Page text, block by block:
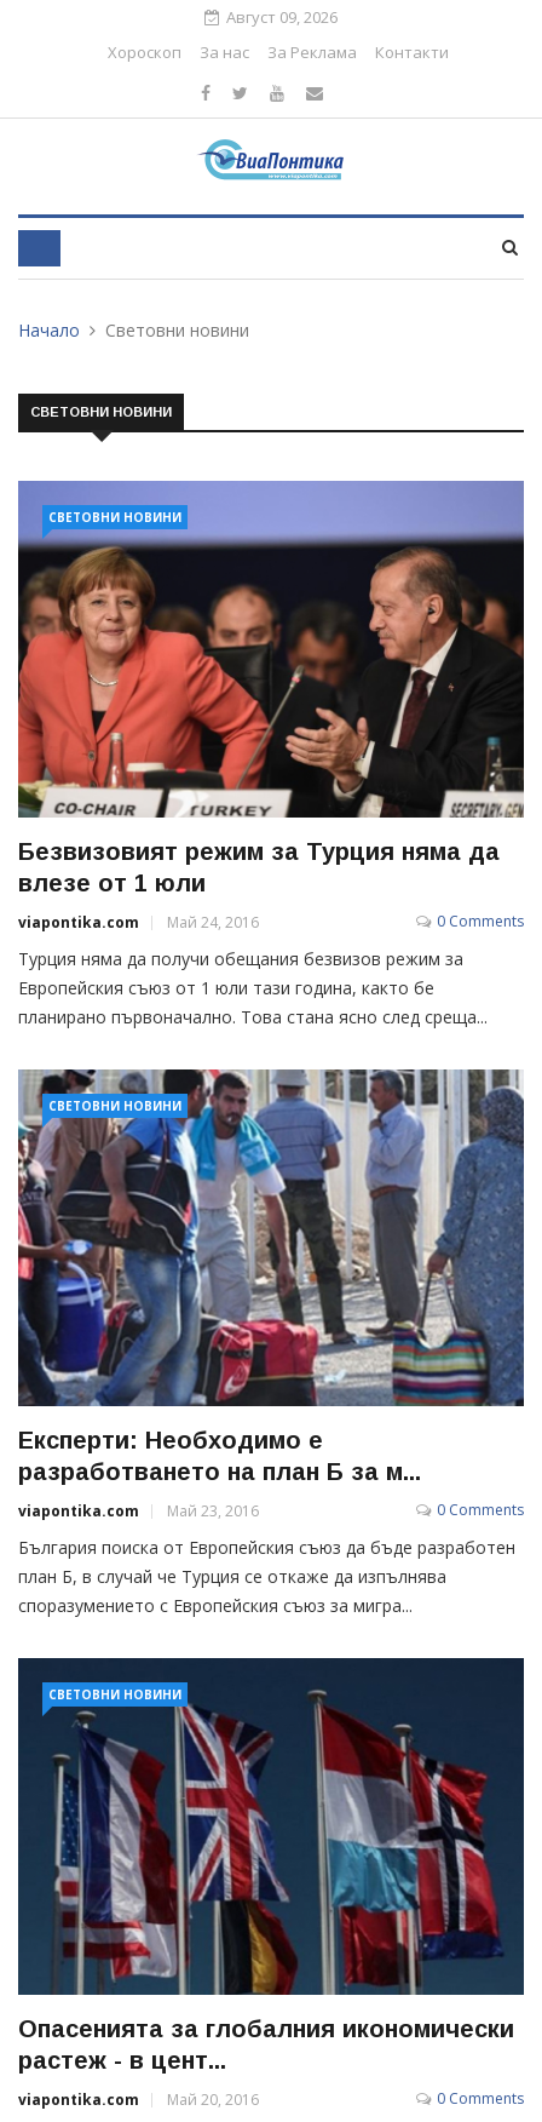
Август 09, 2026
Хороскоп
За нас За Реклама Контакти
Начало Световни новини
СВЕТОВНИ НОВИНИ
СВЕТОВНИ НОВИНИ
Безвизовият режим за Турция няма да
влезе от 1 юли
viapontika.com Май 24, 2016 0 Comments
Турция няма да получи обещания безвизов режим за
Европейския съюз от 1 юли тази година, както бе
планирано първоначално. Това стана ясно след среща...
СВЕТОВНИ НОВИНИ
Експерти: Необходимо е
разработването на план Б за м...
viapontika.com Май 23, 2016 0 Comments
България поиска от Европейския съюз да бъде разработен
план Б, в случай че Турция се откаже да изпълнява
споразумението с Европейския съюз за мигра...
СВЕТОВНИ НОВИНИ
Опасенията за глобалния икономически
растеж - в цент...
viapontika.com Май 20, 2016 0 Comments